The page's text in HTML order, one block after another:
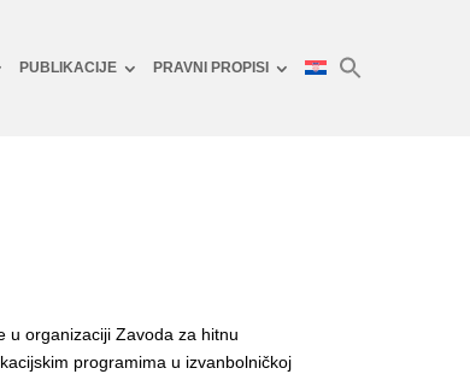
PUBLIKACIJE PRAVNI PROPISI
u organizaciji Zavoda za hitnu
programima u izvanbolničkoj